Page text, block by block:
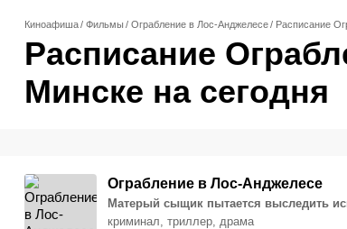
Киноафиша Фильмы Ограбление в Лос-Анджелесе Расписание
Расписание
Минске на сегодня
Ограбление в Лос-Анджелесе
Матерый сыщик пытается выследить
криминал, триллер, драма